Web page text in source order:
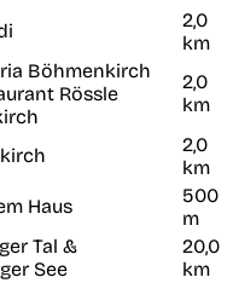
2,0
km
Böhmenkirch
Rössle
2,0
km
2,0
km
Haus
500
m
Tal &
See
20,0
km